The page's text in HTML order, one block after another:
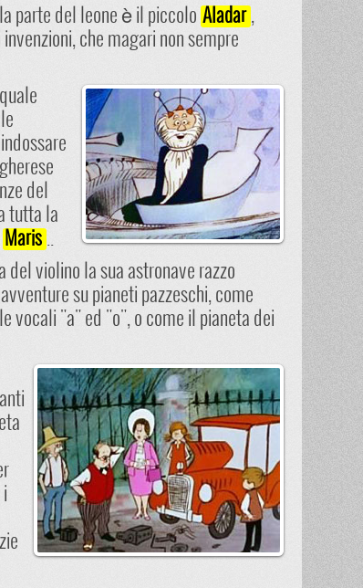
parte del leone è il piccolo Aladar ,
che magari non sempre
del
tutta la
Maris ..
del violino la sua astronave razzo
su pianeti pazzeschi, come
vocali "a" ed "o", o come il pianeta dei
i